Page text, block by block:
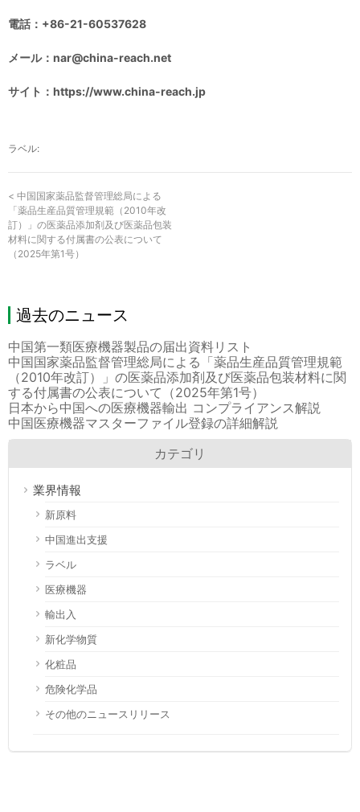
電話：+86-21-60537628
メール：nar@china-reach.net
サイト：https://www.china-reach.jp
ラベル:
< 中国国家薬品監督管理総局による
「薬品生産品質管理規範（2010年改
訂）」の医薬品添加剤及び医薬品包装
材料に関する付属書の公表について
（2025年第1号）
過去のニュース
中国第一類医療機器製品の届出資料リスト
中国国家薬品監督管理総局による「薬品生産品質管理規範
（2010年改訂）」の医薬品添加剤及び医薬品包装材料に関
する付属書の公表について（2025年第1号）
日本から中国への医療機器輸出 コンプライアンス解説
中国医療機器マスターファイル登録の詳細解説
カテゴリ
業界情報
新原料
中国進出支援
ラベル
医療機器
輸出入
新化学物質
化粧品
危険化学品
その他のニュースリリース